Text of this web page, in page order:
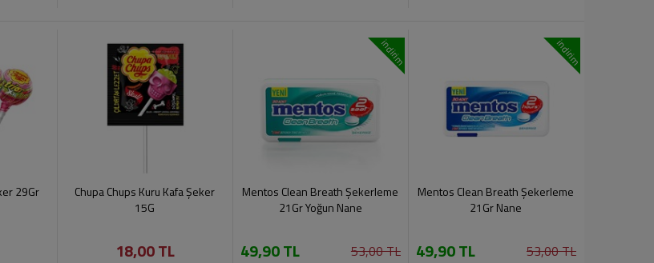
29Gr
Chupa Chups Kuru Kafa Şeker
15G
18,00 TL
indirim
Mentos Clean Breath Şekerleme
21Gr Yoğun Nane
49,90 TL 53,00 TL
indirim
Mentos Clean Breath Şekerleme
21Gr Nane
49,90 TL 53,00 TL